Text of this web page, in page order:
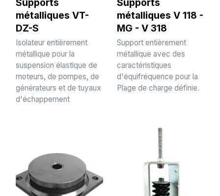
Supports
métalliques VT-
DZ-S
Isolateur entièrement
métallique pour la
suspension élastique de
moteurs, de pompes, de
générateurs et de tuyaux
d'échappement
Supports
métalliques V 118 -
MG - V 318
Support entièrement
métallique avec des
caractéristiques
d'équifréquence pour la
Plage de charge définie.